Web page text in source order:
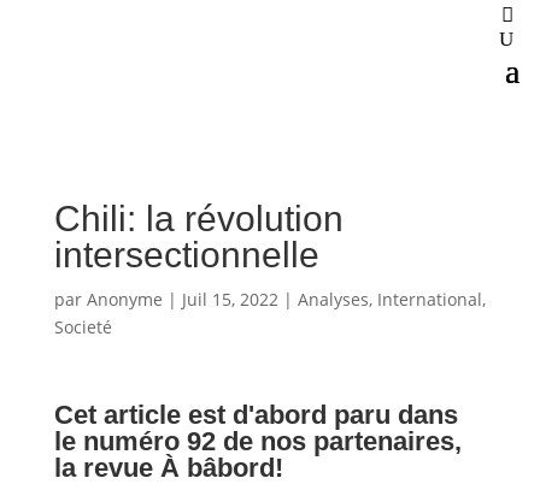
Chili: la révolution
intersectionnelle
par Anonyme | Juil 15, 2022 | Analyses, International,
Societé
Cet article est d'abord paru dans
le numéro 92 de nos partenaires,
la revue À bâbord!